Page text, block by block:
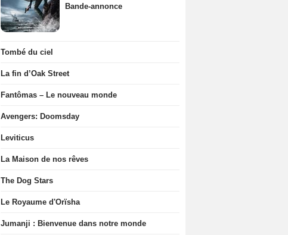
Bande-annonce
Tombé du ciel
La fin d’Oak Street
Fantômas – Le nouveau monde
Avengers: Doomsday
Leviticus
La Maison de nos rêves
The Dog Stars
Le Royaume d'Orïsha
Jumanji : Bienvenue dans notre monde